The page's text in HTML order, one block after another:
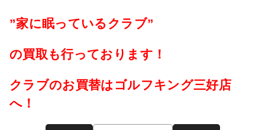
”家に眠っているクラブ”
の買取も行っております！
クラブのお買替はゴルフキング三好店
へ！